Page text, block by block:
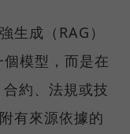
生成（RAG）
模型，而是在
約、法規或技
有來源依據的